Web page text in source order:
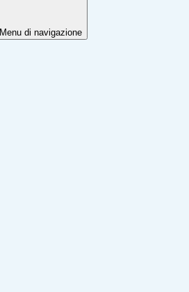
Menu di navigazione